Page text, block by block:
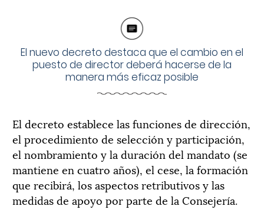
El nuevo decreto destaca que el cambio en el
puesto de director deberá hacerse de la
manera más eficaz posible
El decreto establece las funciones de dirección,
el procedimiento de selección y participación,
el nombramiento y la duración del mandato (se
mantiene en cuatro años), el cese, la formación
que recibirá, los aspectos retributivos y las
medidas de apoyo por parte de la Consejería.